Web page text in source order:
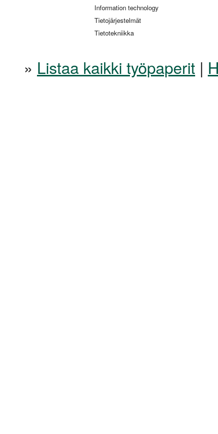
Information technology
Tietojärjestelmät
Tietotekniikka
» Listaa kaikki työpaperit |